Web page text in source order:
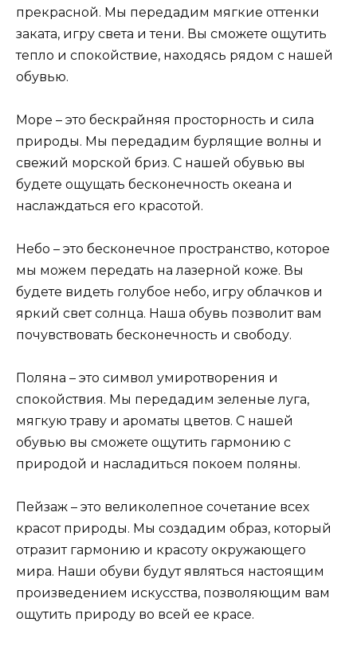
прекрасной. Мы передадим мягкие оттенки
заката, игру света и тени. Вы сможете ощутить
тепло и спокойствие, находясь рядом с нашей
обувью.
Море – это бескрайняя просторность и сила
природы. Мы передадим бурлящие волны и
свежий морской бриз. С нашей обувью вы
будете ощущать бесконечность океана и
наслаждаться его красотой.
Небо – это бесконечное пространство, которое
мы можем передать на лазерной коже. Вы
будете видеть голубое небо, игру облачков и
яркий свет солнца. Наша обувь позволит вам
почувствовать бесконечность и свободу.
Поляна – это символ умиротворения и
спокойствия. Мы передадим зеленые луга,
мягкую траву и ароматы цветов. С нашей
обувью вы сможете ощутить гармонию с
природой и насладиться покоем поляны.
Пейзаж – это великолепное сочетание всех
красот природы. Мы создадим образ, который
отразит гармонию и красоту окружающего
мира. Наши обуви будут являться настоящим
произведением искусства, позволяющим вам
ощутить природу во всей ее красе.